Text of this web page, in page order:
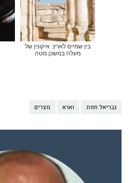
בין שמיים לארץ: איקונין של
מעלה במשכן מטה
גבריאל חזות וארא מצרים